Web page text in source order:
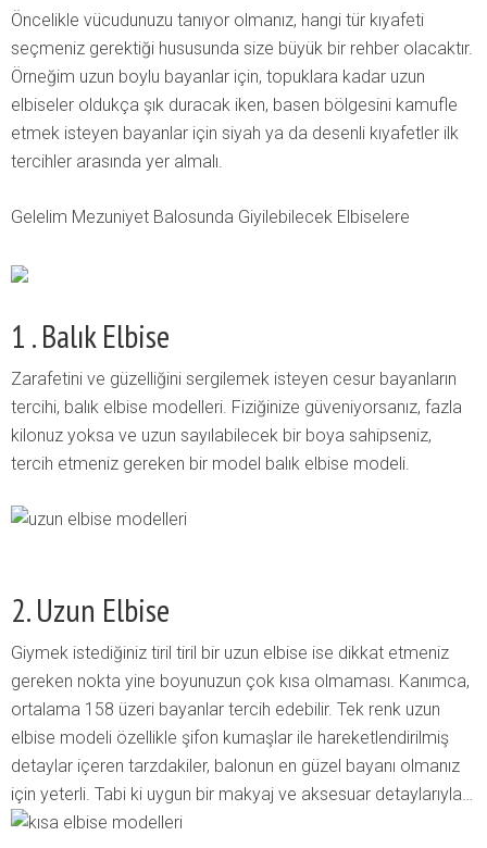
Öncelikle vücudunuzu tanıyor olmanız, hangi tür kıyafeti
seçmeniz gerektiği hususunda size büyük bir rehber olacaktır.
Örneğim uzun boylu bayanlar için, topuklara kadar uzun
elbiseler oldukça şık duracak iken, basen bölgesini kamufle
etmek isteyen bayanlar için siyah ya da desenli kıyafetler ilk
tercihler arasında yer almalı.
Gelelim Mezuniyet Balosunda Giyilebilecek Elbiselere
1 . Balık Elbise
Zarafetini ve güzelliğini sergilemek isteyen cesur bayanların
tercihi, balık elbise modelleri. Fiziğinize güveniyorsanız, fazla
kilonuz yoksa ve uzun sayılabilecek bir boya sahipseniz,
tercih etmeniz gereken bir model balık elbise modeli.
2. Uzun Elbise
Giymek istediğiniz tiril tiril bir uzun elbise ise dikkat etmeniz
gereken nokta yine boyunuzun çok kısa olmaması. Kanımca,
ortalama 158 üzeri bayanlar tercih edebilir. Tek renk uzun
elbise modeli özellikle şifon kumaşlar ile hareketlendirilmiş
detaylar içeren tarzdakiler, balonun en güzel bayanı olmanız
için yeterli. Tabi ki uygun bir makyaj ve aksesuar detaylarıyla…